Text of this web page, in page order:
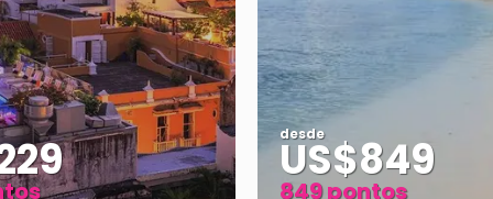
desde
US$849
849 pontos